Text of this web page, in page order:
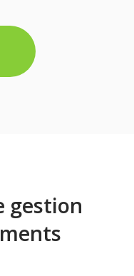
gestion